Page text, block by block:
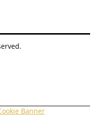
Banner